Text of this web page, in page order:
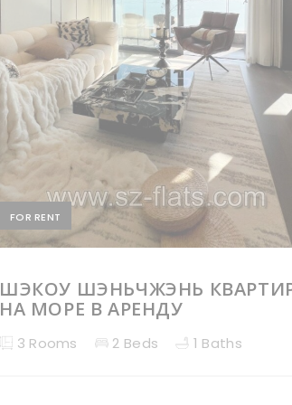
FOR RENT
ШЭКОУ ШЭНЬЧЖЭНЬ
НА МОРЕ В АРЕНДУ
3 Rooms 2 Beds 1 Baths